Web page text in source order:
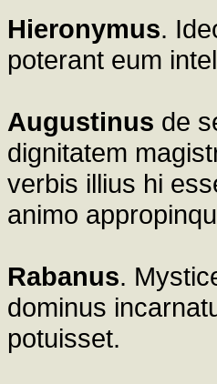
Hieronymus.
poterant eum
Augustinus de
dignitatem
verbis illius hi
animo
Rabanus.
dominus
potuisset.